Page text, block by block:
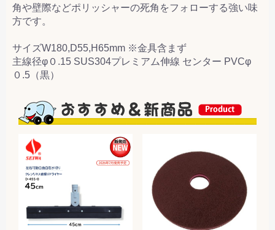
角や壁際などポリッシャーの死角をフォローする強い味
方です。
サイズW180,D55,H65mm ※金具含まず
主線径φ０.15 SUS304プレミアム伸線 センター PVCφ
０.5（黒）